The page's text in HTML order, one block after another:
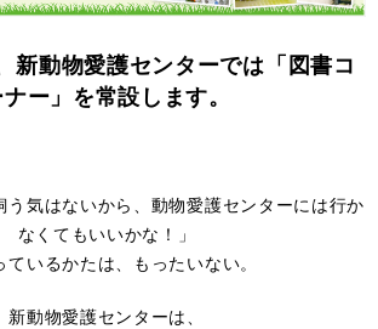
新動物愛護センターでは 「図書コ
ー」を常設します。
う気はないから、動物愛護センターには行か
なくてもいいかな！」
ているかたは、もったいない。
新動物愛護センターは、